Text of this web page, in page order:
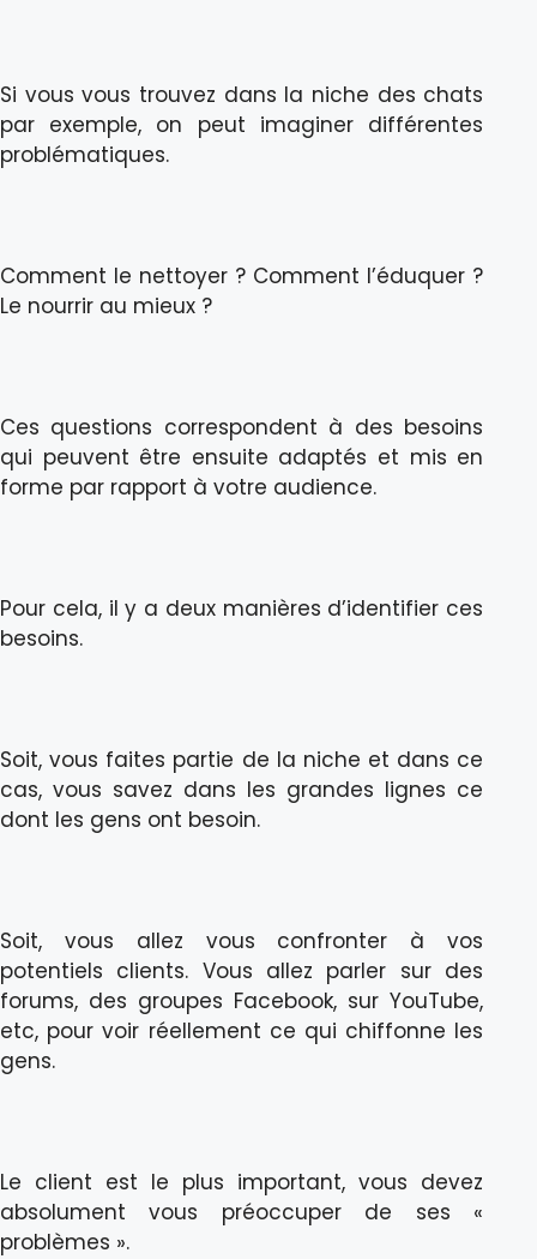
Si vous vous trouvez dans la niche des chats
par exemple, on peut imaginer différentes
problématiques.
Comment le nettoyer ? Comment l’éduquer ?
Le nourrir au mieux ?
Ces questions correspondent à des besoins
qui peuvent être ensuite adaptés et mis en
forme par rapport à votre audience.
Pour cela, il y a deux manières d’identifier ces
besoins.
Soit, vous faites partie de la niche et dans ce
cas, vous savez dans les grandes lignes ce
dont les gens ont besoin.
Soit, vous allez vous confronter à vos
potentiels clients. Vous allez parler sur des
forums, des groupes Facebook, sur YouTube,
etc, pour voir réellement ce qui chiffonne les
gens.
Le client est le plus important, vous devez
absolument vous préoccuper de ses «
problèmes ».